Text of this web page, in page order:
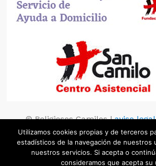
© Religiosos Camilos |aviso legal
privacidad| política de
Utilizamos cookies propias y de terceros
estadísticos de la navegación de nuestros
nuestros servicios. Si acepta o
consideramos que acepta su